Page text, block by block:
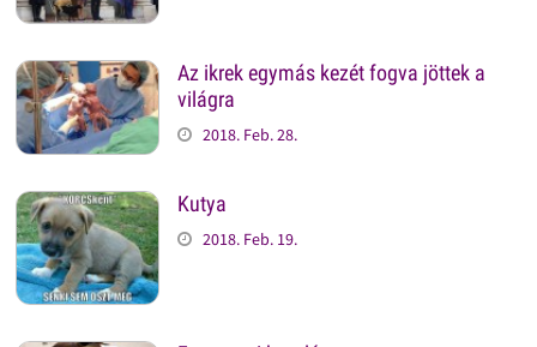
Az ikrek egymás kezét fogva jöttek a
világra
2018. Feb. 28.
Kutya
2018. Feb. 19.